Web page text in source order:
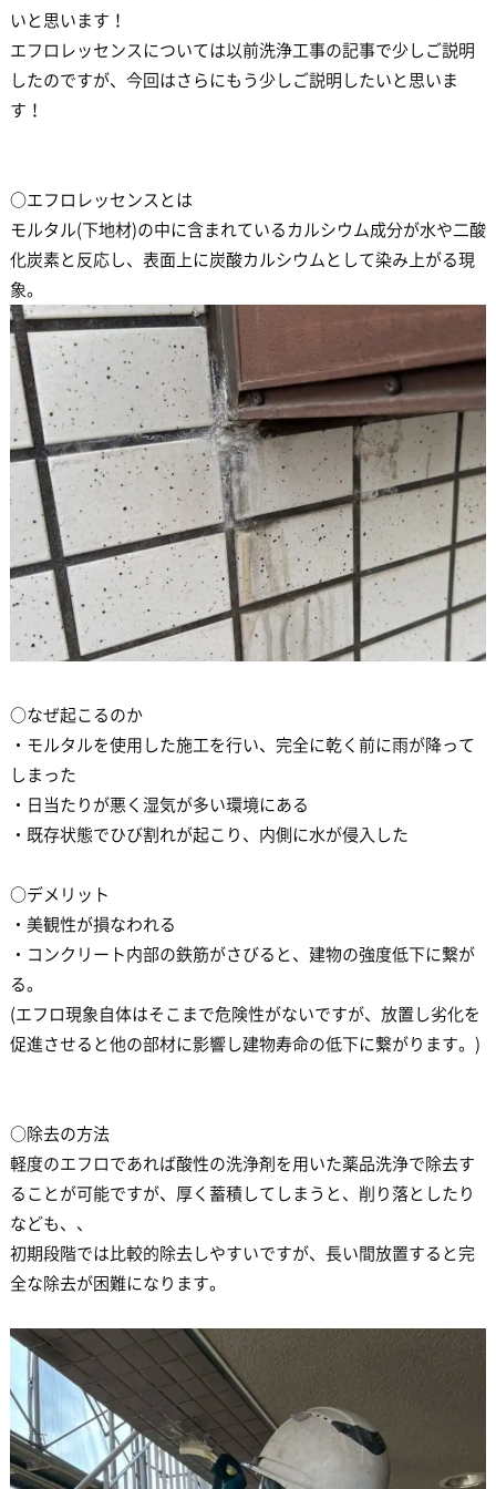
いと思います！
エフロレッセンスについては以前洗浄工事の記事で少しご説明
したのですが、今回はさらにもう少しご説明したいと思いま
す！
○エフロレッセンスとは
モルタル(下地材)の中に含まれているカルシウム成分が水や二酸
化炭素と反応し、表面上に炭酸カルシウムとして染み上がる現
象。
○なぜ起こるのか
・モルタルを使用した施工を行い、完全に乾く前に雨が降って
しまった
・日当たりが悪く湿気が多い環境にある
・既存状態でひび割れが起こり、内側に水が侵入した
○デメリット
・美観性が損なわれる
・コンクリート内部の鉄筋がさびると、建物の強度低下に繋が
る。
(エフロ現象自体はそこまで危険性がないですが、放置し劣化を
促進させると他の部材に影響し建物寿命の低下に繋がります。)
○除去の方法
軽度のエフロであれば酸性の洗浄剤を用いた薬品洗浄で除去す
ることが可能ですが、厚く蓄積してしまうと、削り落としたり
なども、、
初期段階では比較的除去しやすいですが、長い間放置すると完
全な除去が困難になります。